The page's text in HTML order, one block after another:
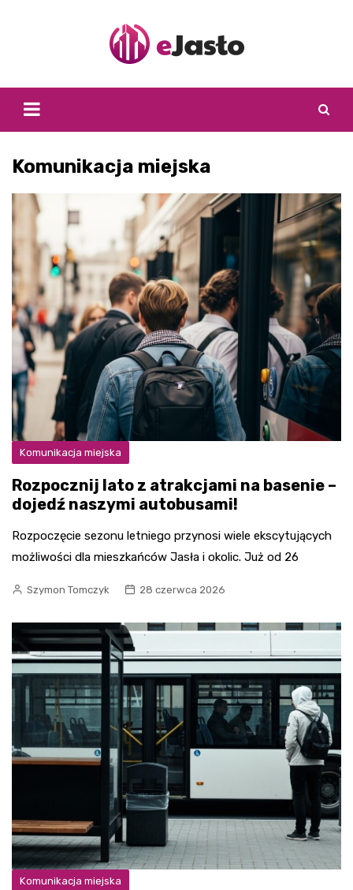
Komunikacja miejska
Komunikacja miejska
Rozpocznij lato z atrakcjami na basenie –
dojedź naszymi autobusami!
Rozpoczęcie sezonu letniego przynosi wiele ekscytujących
możliwości dla mieszkańców Jasła i okolic. Już od 26
Szymon Tomczyk 28 czerwca 2026
Komunikacja miejska